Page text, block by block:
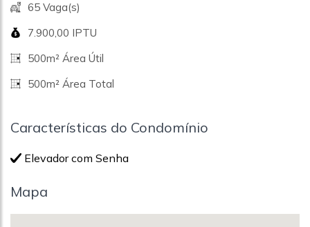
65 Vaga(s)
7.900,00 IPTU
500m² Área Útil
500m² Área Total
Características do Condomínio
Elevador com Senha
Mapa